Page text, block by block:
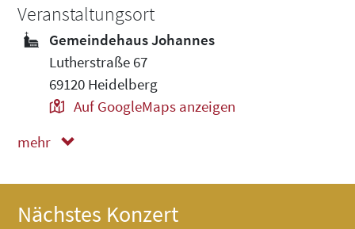
Veranstaltungsort
Gemeindehaus Johannes
Lutherstraße 67
69120 Heidelberg
Auf GoogleMaps anzeigen
mehr
Nächstes Konzert